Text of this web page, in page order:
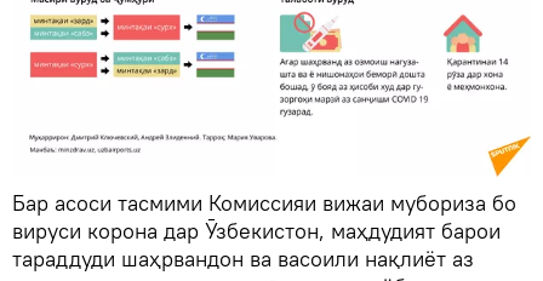
Бар асоси тасмими Комиссияи вижаи мубориза бо
вируси корона дар Ӯзбекистон, маҳдудият барои
тараддуди шаҳрвандон ва васоили нақлиёт аз